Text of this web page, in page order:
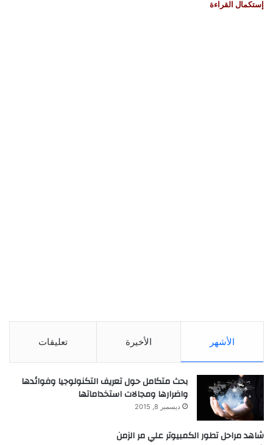
إستكمال القراءة
الأشهر الأخيرة تعليقات
بحث متكامل حول تعريف التكنولوجيا وفوائدها
واضرارها ومجالات استخداماتها
ديسمبر 8, 2015
شاهد مراحل تطور الكمبيوتر علي مر الزمن